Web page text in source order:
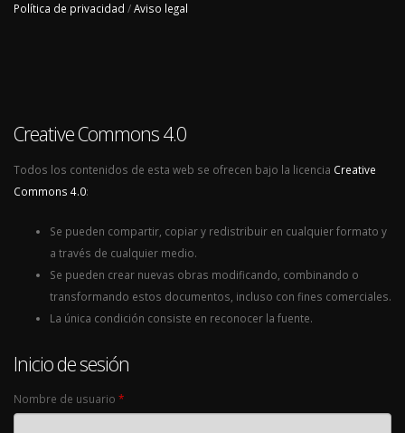
Política de privacidad /Aviso legal
Creative Commons 4.0
Todos los contenidos de esta web se ofrecen bajo la licencia Creative
Commons 4.0:
Se pueden compartir, copiar y redistribuir en cualquier formato y
a través de cualquier medio.
Se pueden crear nuevas obras modificando, combinando o
transformando estos documentos, incluso con fines comerciales.
La única condición consiste en reconocer la fuente.
Inicio de sesión
Nombre de usuario *